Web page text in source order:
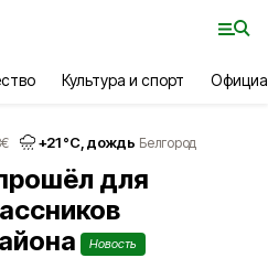
Культура и спорт
€ +21°С, дождь Белгород
для
Новость